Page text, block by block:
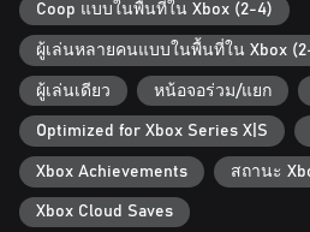
up to 4 players! Go head to head with
responsibilities and control on the field.
Coop แบบในพื้นที่ใน Xbox (2-4)
ผู้เล่นหลายคนแบบในพื้นที่ใน Xbox
ผู้เล่นเดียว หน้อจอร่วม/แยก
Optimized for Xbox Series X|S
Xbox Achievements สถานะ
Xbox Cloud Saves